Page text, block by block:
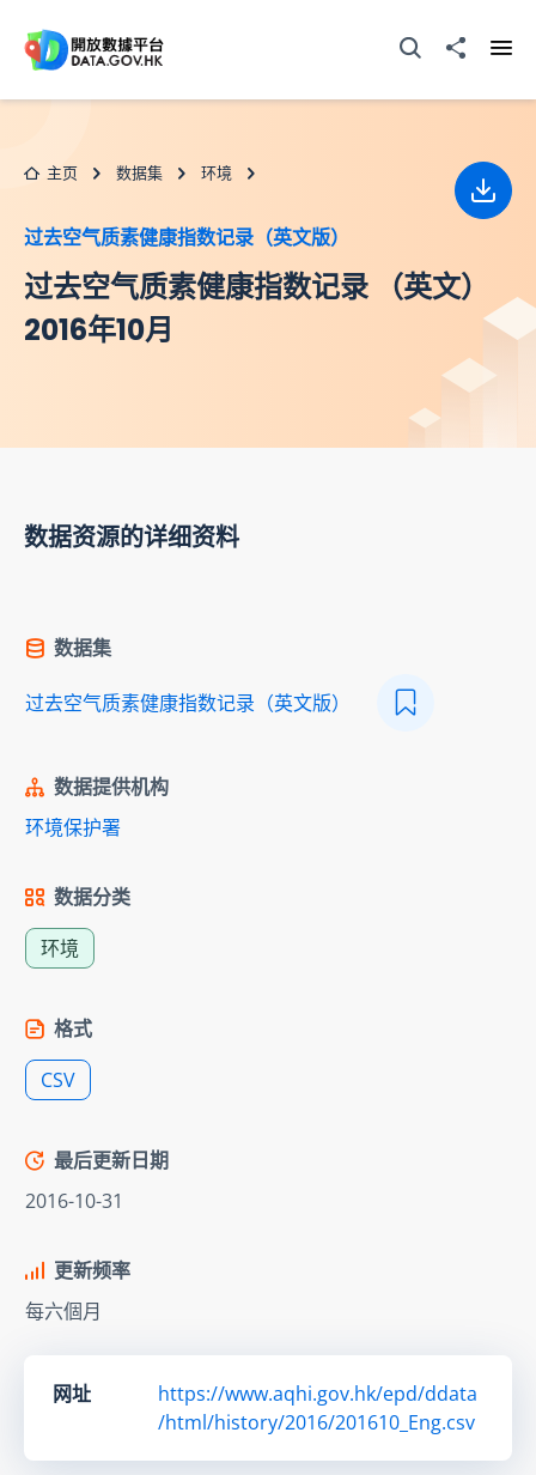
打开搜寻器分享至
主页 数据集 环境
过去空气质素健康指数记录（英文版）
过去空气质素健康指数记录 （英文）
2016年10月
下载
数据资源的详细资料
数据集
过去空气质素健康指数记录（英文版）
数据提供机构
环境保护署
数据分类
环境
格式
CSV
最后更新日期
2016-10-31
更新频率
每六個月
网址
https://www.aqhi.gov.hk/epd/ddata
/html/history/2016/201610_Eng.csv